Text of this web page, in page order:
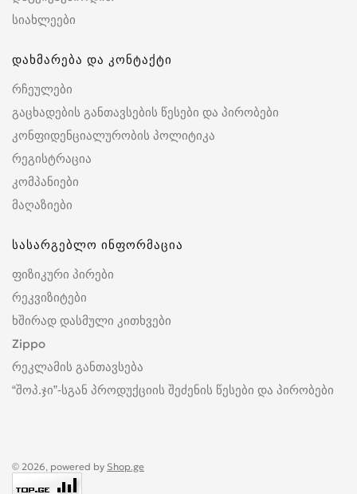
სიახლეები
დახმარება და კონტაქტი
რჩეულები
გაცხადების განთავსების წესები და პირობები
კონფიდენციალურობის პოლიტიკა
რეგისტრაცია
კომპანიები
მაღაზიები
სასარგებლო ინფორმაცია
ფიზიკური პირები
რეკვიზიტები
ხშირად დასმული კითხვები
Zippo
რეკლამის განთავსება
“შოპ.ჯი”-სგან პროდუქციის შეძენის წესები და პირობები
© 2026, powered by Shop.ge